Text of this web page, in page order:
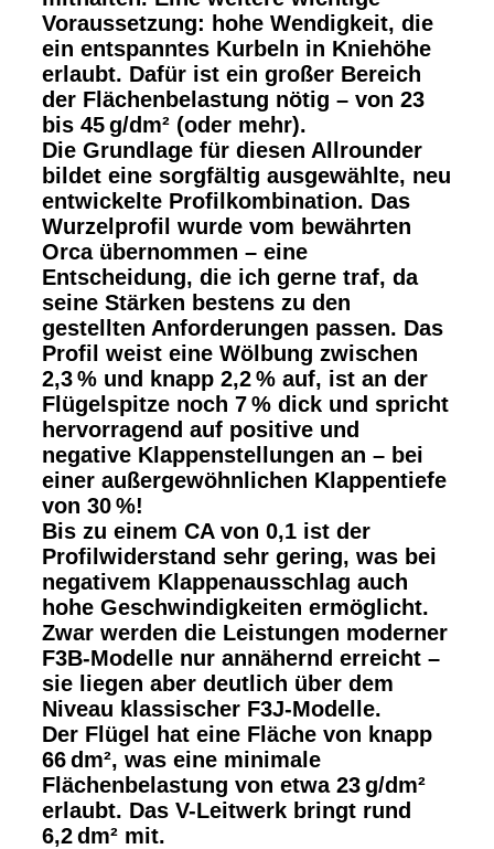
Voraussetzung: hohe Wendigkeit, die
ein entspanntes Kurbeln in Kniehöhe
erlaubt. Dafür ist ein großer Bereich
der Flächenbelastung nötig – von 23
bis 45 g/dm² (oder mehr).
Die Grundlage für diesen Allrounder
bildet eine sorgfältig ausgewählte, neu
entwickelte Profilkombination. Das
Wurzelprofil wurde vom bewährten
Orca übernommen – eine
Entscheidung, die ich gerne traf, da
seine Stärken bestens zu den
gestellten Anforderungen passen. Das
Profil weist eine Wölbung zwischen
2,3 % und knapp 2,2 % auf, ist an der
Flügelspitze noch 7 % dick und spricht
hervorragend auf positive und
negative Klappenstellungen an – bei
einer außergewöhnlichen Klappentiefe
von 30 %!
Bis zu einem CA von 0,1 ist der
Profilwiderstand sehr gering, was bei
negativem Klappenausschlag auch
hohe Geschwindigkeiten ermöglicht.
Zwar werden die Leistungen moderner
F3B-Modelle nur annähernd erreicht –
sie liegen aber deutlich über dem
Niveau klassischer F3J-Modelle.
Der Flügel hat eine Fläche von knapp
66 dm², was eine minimale
Flächenbelastung von etwa 23 g/dm²
erlaubt. Das V-Leitwerk bringt rund
6,2 dm² mit.